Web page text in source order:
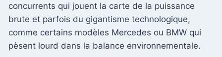
concurrents qui jouent la carte de la puissance
brute et parfois du gigantisme technologique,
comme certains modèles Mercedes ou BMW qui
pèsent lourd dans la balance environnementale.